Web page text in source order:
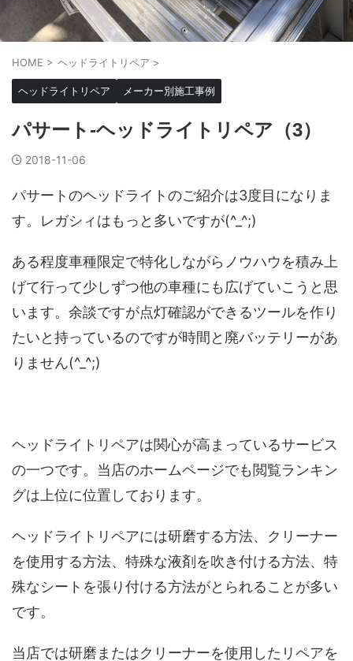
HOME > ヘッドライトリペア >
ヘッドライトリペア メーカー別施工事例
パサート-ヘッドライトリペア（3）
2018-11-06
パサートのヘッドライトのご紹介は3度目になりま
す。レガシィはもっと多いですが(^_^;)
ある程度車種限定で特化しながらノウハウを積み上
げて行って少しずつ他の車種にも広げていこうと思
います。余談ですが点灯確認ができるツールを作り
たいと持っているのですが時間と廃バッテリーがあ
りません(^_^;)
ヘッドライトリペアは関心が高まっているサービス
の一つです。当店のホームページでも閲覧ランキン
グは上位に位置しております。
ヘッドライトリペアには研磨する方法、クリーナー
を使用する方法、特殊な液剤を吹き付ける方法、特
殊なシートを張り付ける方法がとられることが多い
です。
当店では研磨またはクリーナーを使用したリペアを